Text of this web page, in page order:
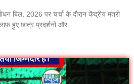
बिल, 2026 पर चर्चा के दौरान केंद्रीय मंत्री
हुए छात्र प्रदर्शनों और